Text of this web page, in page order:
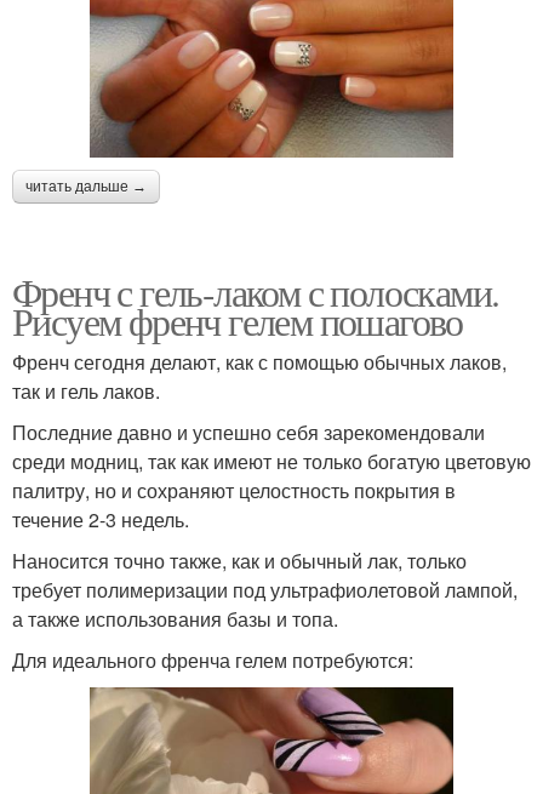
читать дальше →
Френч с гель-лаком с полосками.
Рисуем френч гелем пошагово
Френч сегодня делают, как с помощью обычных лаков,
так и гель лаков.
Последние давно и успешно себя зарекомендовали
среди модниц, так как имеют не только богатую цветовую
палитру, но и сохраняют целостность покрытия в
течение 2-3 недель.
Наносится точно также, как и обычный лак, только
требует полимеризации под ультрафиолетовой лампой,
а также использования базы и топа.
Для идеального френча гелем потребуются: